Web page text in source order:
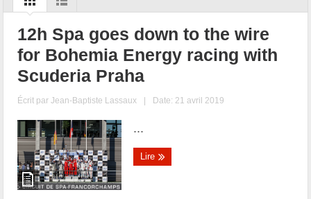
12h Spa goes down to the wire
for Bohemia Energy racing with
Scuderia Praha
Écrit parJean-Baptiste Lassaux | Date: 21 avril 2019
...
Lire